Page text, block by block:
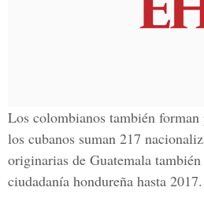
Los colombianos también
los cubanos suman 217
originarias de Guatemala
ciudadanía hondureña hasta 2017.